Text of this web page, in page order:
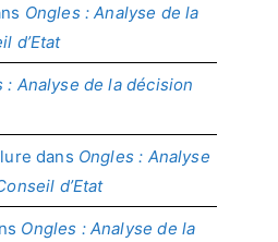
Ongles : Analyse de la
d’Etat
: Analyse de la décision
dans Ongles : Analyse
d’Etat
Ongles : Analyse de la